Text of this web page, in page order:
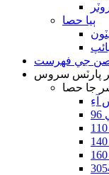
ٻيا حصا
جي فهرست
پارٽس سروس
جا حصا
آءِ